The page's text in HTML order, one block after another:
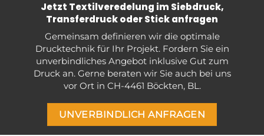
Jetzt Textilveredelung im Siebdruck,
Transferdruck oder Stick anfragen
Gemeinsam definieren wir die optimale
Drucktechnik für Ihr Projekt. Fordern Sie ein
unverbindliches Angebot inklusive Gut zum
Druck an. Gerne beraten wir Sie auch bei uns
vor Ort in CH-4461 Böckten, BL.
UNVERBINDLICH ANFRAGEN